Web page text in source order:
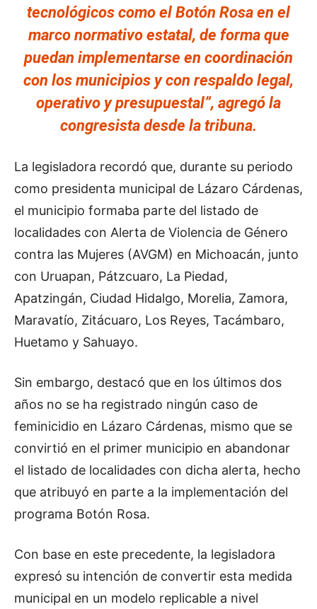
tecnológicos como el Botón Rosa en el
marco normativo estatal, de forma que
puedan implementarse en coordinación
con los municipios y con respaldo legal,
operativo y presupuestal”, agregó la
congresista desde la tribuna.
La legisladora recordó que, durante su periodo
como presidenta municipal de Lázaro Cárdenas,
el municipio formaba parte del listado de
localidades con Alerta de Violencia de Género
contra las Mujeres (AVGM) en Michoacán, junto
con Uruapan, Pátzcuaro, La Piedad,
Apatzingán, Ciudad Hidalgo, Morelia, Zamora,
Maravatío, Zitácuaro, Los Reyes, Tacámbaro,
Huetamo y Sahuayo.
Sin embargo, destacó que en los últimos dos
años no se ha registrado ningún caso de
feminicidio en Lázaro Cárdenas, mismo que se
convirtió en el primer municipio en abandonar
el listado de localidades con dicha alerta, hecho
que atribuyó en parte a la implementación del
programa Botón Rosa.
Con base en este precedente, la legisladora
expresó su intención de convertir esta medida
municipal en un modelo replicable a nivel